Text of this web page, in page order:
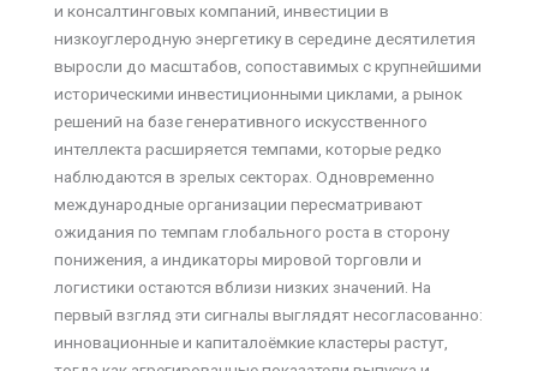
и консалтинговых компаний, инвестиции в
низкоуглеродную энергетику в середине десятилетия
выросли до масштабов, сопоставимых с крупнейшими
историческими инвестиционными циклами, а рынок
решений на базе генеративного искусственного
интеллекта расширяется темпами, которые редко
наблюдаются в зрелых секторах. Одновременно
международные организации пересматривают
ожидания по темпам глобального роста в сторону
понижения, а индикаторы мировой торговли и
логистики остаются вблизи низких значений. На
первый взгляд эти сигналы выглядят несогласованно:
инновационные и капиталоёмкие кластеры растут,